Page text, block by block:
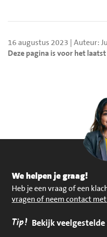
16 augustus 2023 | Auteur:
Deze pagina is voor het
We helpen je graag!
Heb je een vraag of een
vragen of neem contact
Tip! Bekijk veelgestelde